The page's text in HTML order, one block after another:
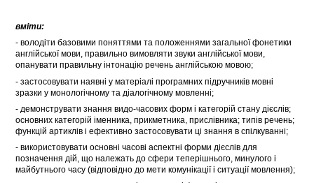
вміти:
- володіти базовими поняттями та положеннями загальної фонетики
англійської мови, правильно вимовляти звуки англійської мови,
опанувати правильну інтонацію речень англійською мовою;
- застосовувати наявні у матеріалі програмних підручників мовні
зразки у монологічному та діалогічному мовленні;
- демонструвати знання видо-часових форм і категорій стану дієслів;
основних категорій іменника, прикметника, прислівника; типів речень;
функцій артиклів і ефективно застосовувати ці знання в спілкуванні;
- використовувати основні часові аспектні форми дієслів для
позначення дій, що належать до сфери теперішнього, минулого і
майбутнього часу (відповідно до мети комунікації і ситуації мовлення);